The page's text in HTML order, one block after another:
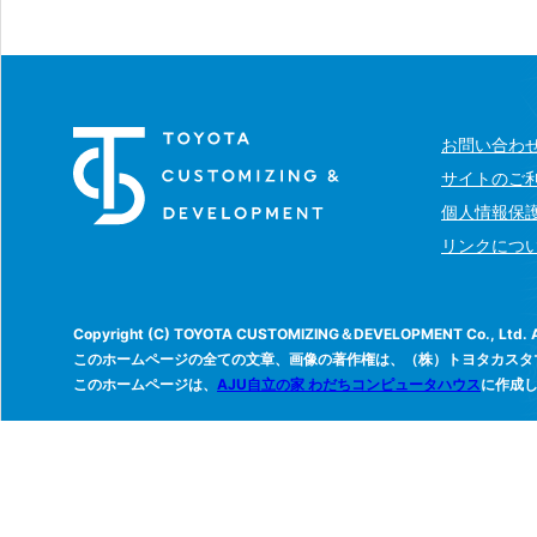
お問い合わ
サイトのご
個人情報保
リンクにつ
Copyright (C) TOYOTA CUSTOMIZING＆DEVELOPMENT Co.,
このホームページの全ての文章、画像の著作権は、（株）トヨタカス
このホームページは、 AJU自立の家 わだちコンピュータハウスに作成